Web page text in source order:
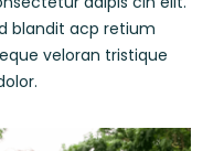
blandit acp retium
veloran tristique